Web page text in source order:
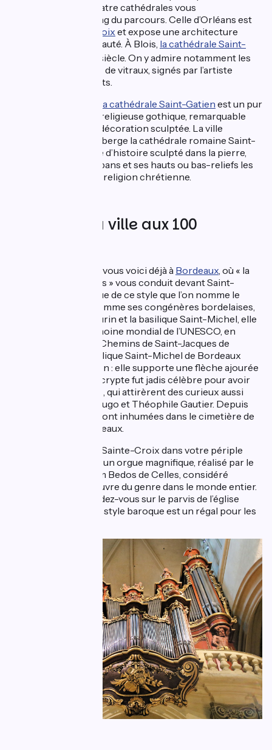
douceur de vivre. Quatre cathédrales vous
accompagnent le long du parcours. Celle d’Orléans est
Sainte-Croix et expose une architecture
gothique de toute beauté. À Blois, la cathédrale Saint-
siècle. On y admire notamment les
33 baies recouvertes de vitraux, signés par l’artiste
hollandais Jan Dibbets.
la cathédrale Saint-Gatien est un pur
joyau d’architecture religieuse gothique, remarquable
par l’opulence de sa décoration sculptée. La ville
d’Angoulême, elle, héberge la cathédrale romaine Saint-
Pierre. Véritable livre d’histoire sculpté dans la pierre,
elle livre sur ses tympans et ses hauts ou bas-reliefs les
grandes heures de la religion chrétienne.
Bordeaux, la ville aux 100
Le temps passe vite : vous voici déjà à Bordeaux, où « la
route des cathédrales » vous conduit devant Saint-
André, caractéristique de ce style que l’on nomme le
gothique angevin. Comme ses congénères bordelaises,
la basilique Saint-Seurin et la basilique Saint-Michel, elle
est inscrite au patrimoine mondial de l’UNESCO, en
corrélation avec les Chemins de Saint-Jacques de
Compostelle. La basilique Saint-Michel de Bordeaux
mérite votre attention : elle supporte une flèche ajourée
haute de 114,60m. Sa crypte fut jadis célèbre pour avoir
hébergé des momies, qui attirèrent des curieux aussi
connus que Victor Hugo et Théophile Gautier. Depuis
1979, ces dernières sont inhumées dans le cimetière de
la Chartreuse à Bordeaux.
N’oubliez pas l’église Sainte-Croix dans votre périple
bordelais : elle abrite un orgue magnifique, réalisé par le
facteur d’orgues Dom Bedos de Celles, considéré
comme un chef-d’œuvre du genre dans le monde entier.
Et pour le plaisir, rendez-vous sur le parvis de l’église
Notre-Dame, dont le style baroque est un régal pour les